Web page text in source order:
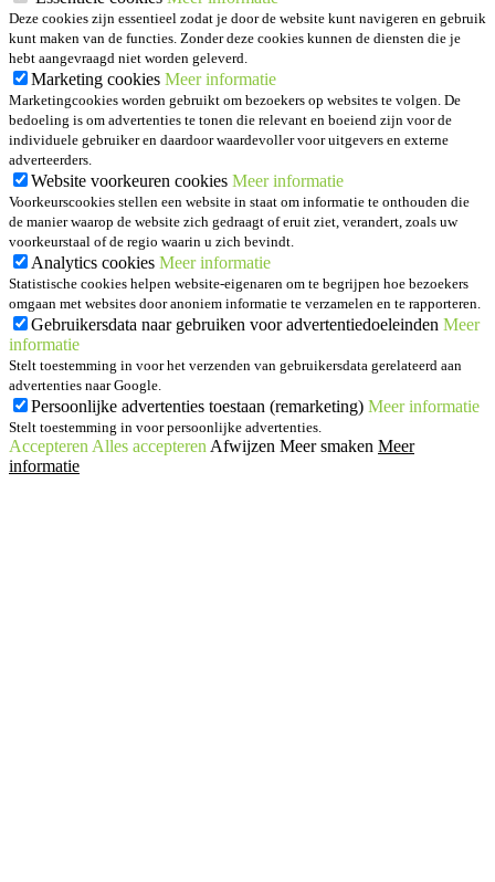
Deze cookies zijn essentieel zodat je door de website kunt navigeren en gebruik
kunt maken van de functies. Zonder deze cookies kunnen de diensten die je
hebt aangevraagd niet worden geleverd.
Marketing cookies Meer informatie
Marketingcookies worden gebruikt om bezoekers op websites te volgen. De
bedoeling is om advertenties te tonen die relevant en boeiend zijn voor de
individuele gebruiker en daardoor waardevoller voor uitgevers en externe
adverteerders.
Website voorkeuren cookies Meer informatie
Voorkeurscookies stellen een website in staat om informatie te onthouden die
de manier waarop de website zich gedraagt of eruit ziet, verandert, zoals uw
voorkeurstaal of de regio waarin u zich bevindt.
Analytics cookies Meer informatie
Statistische cookies helpen website-eigenaren om te begrijpen hoe bezoekers
omgaan met websites door anoniem informatie te verzamelen en te rapporteren.
Gebruikersdata naar gebruiken voor advertentiedoeleinden Meer
informatie
Stelt toestemming in voor het verzenden van gebruikersdata gerelateerd aan
advertenties naar Google.
Persoonlijke advertenties toestaan (remarketing) Meer informatie
Stelt toestemming in voor persoonlijke advertenties.
Accepteren Alles accepteren Afwijzen Meer smaken Meer
informatie